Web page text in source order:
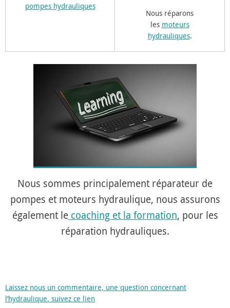
pompes hydrauliques
Nous réparons
les moteurs
hydrauliques.
Nous sommes principalement réparateur de
pompes et moteurs hydraulique, nous assurons
également lecoaching et la formation, pour les
réparation hydrauliques.
Laissez nous un commentaire, une question concernant
l’hydraulique. suivez ce lien